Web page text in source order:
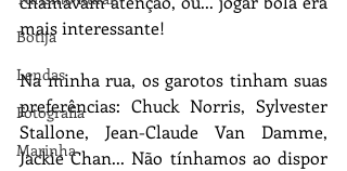
Botija
Lendas
Fotografia
Marinha
mais interessante!
Na minha rua, os garotos tinham suas
preferências: Chuck Norris, Sylvester
Stallone, Jean-Claude Van Damme,
Jackie Chan... Não tínhamos ao dispor